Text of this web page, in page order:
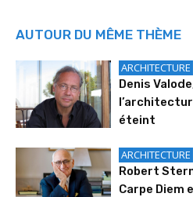
AUTOUR DU MÊME THÈME
ARCHITECTURE
Denis
éteint
ARCHITECTURE
Robert
Carpe Diem